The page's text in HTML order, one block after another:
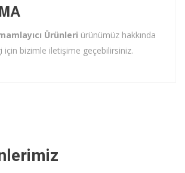
Ürünleri ürünümüz hakkında
için bizimle iletişime geçebilirsiniz.